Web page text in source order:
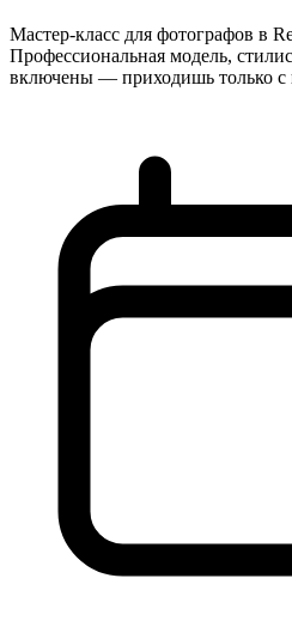
Мастер-класс для фотографов в
Профессиональная модель,
включены — приходишь только с